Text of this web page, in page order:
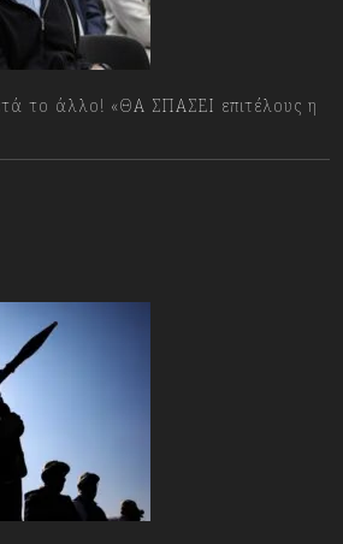
το άλλο! «ΘΑ ΣΠΑΣΕΙ επιτέλους η